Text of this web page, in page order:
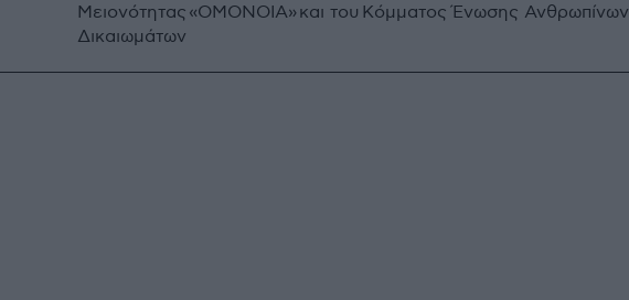
Μειονότητας «ΟΜΟΝΟΙΑ» και του Κόμματος Ένωσης Ανθρωπίνων
Δικαιωμάτων